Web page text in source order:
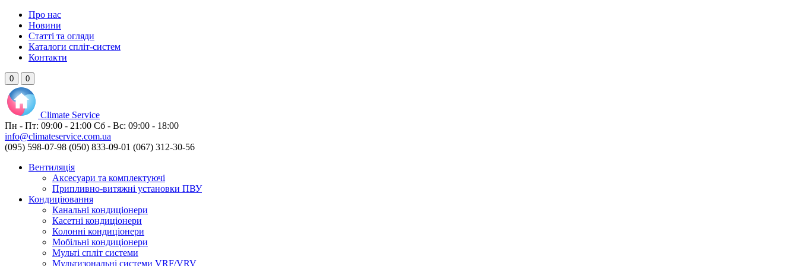
Про нас
Новини
Статті та огляди
Каталоги спліт-систем
Контакти
0 0
Climate Service
Пн - Пт: 09:00 - 21:00 Сб - Вс: 09:00 - 18:00
info@climateservice.com.ua
(095) 598-07-98 (050) 833-09-01 (067) 312-30-56
Вентиляція
Аксесуари та комплектуючі
Припливно-витяжні установки ПВУ
Кондиціювання
Канальні кондиціонери
Касетні кондиціонери
Колонні кондиціонери
Мобільні кондиціонери
Мульті спліт системи
Мультизональні системи VRF/VRV